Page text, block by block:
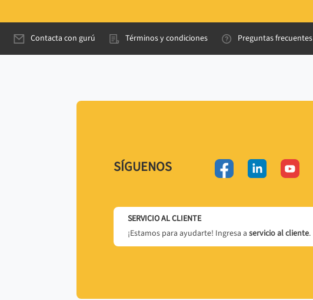
Contacta con gurú Términos y condiciones Preguntas frecuentes
SÍGUENOS
SERVICIO AL CLIENTE
¡Estamos para ayudarte! Ingresa a servicio al cliente.